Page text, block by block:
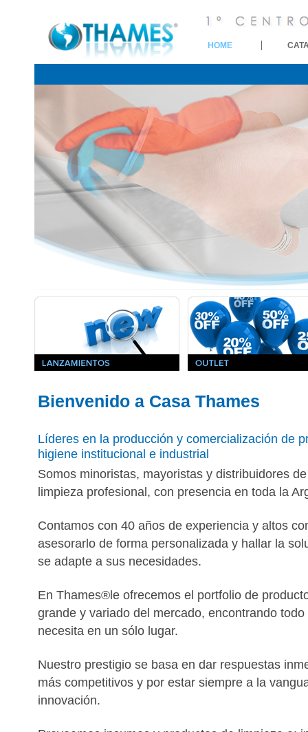
HOME
Bienvenido a Casa Thames
Líderes en la producción y comercialización de
higiene institucional e industrial
Somos minoristas, mayoristas y distribuidores
limpieza profesional, con presencia en toda la
Contamos con 40 años de experiencia y altos
asesorarlo de forma personalizada y hallar la
se adapte a sus necesidades.
En Thames®le ofrecemos el portfolio de
grande y variado del mercado, encontrando
necesita en un sólo lugar.
Nuestro prestigio se basa en dar respuestas
más competitivos y por estar siempre a la
innovación.